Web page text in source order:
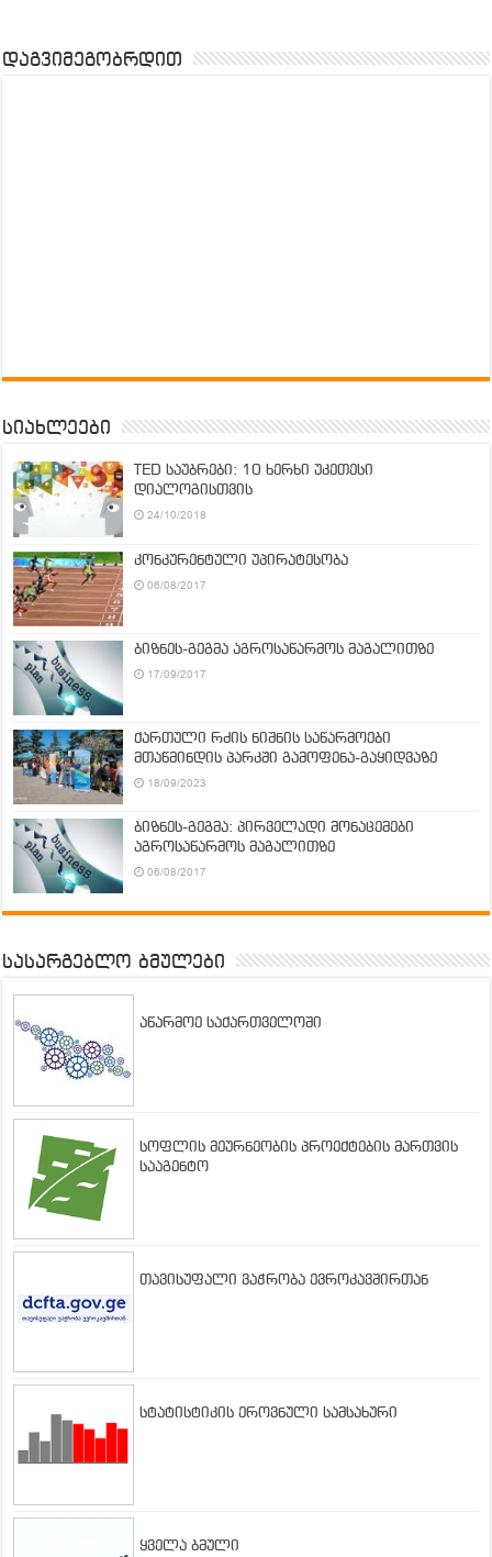
დაგვიმეგობრდით
სიახლეები
TED საუბრები: 10 ხერხი უკეთესი
დიალოგისთვის
24/10/2018
კონკურენტული უპირატესობა
06/08/2017
ბიზნეს-გეგმა აგროსაწარმოს მაგალითზე
17/09/2017
ქართული რძის ნიშნის საწარმოები
მთაწმინდის პარკში გამოფენა-გაყიდვაზე
18/09/2023
ბიზნეს-გეგმა: პირველადი მონაცემები
აგროსაწარმოს მაგალითზე
06/08/2017
სასარგებლო ბმულები
აწარმოე საქართველოში
სოფლის მეურნეობის პროექტების მართვის
სააგენტო
თავისუფალი ვაჭრობა ევროკავშირთან
სტატისტიკის ეროვნული სამსახური
ყველა ბმული